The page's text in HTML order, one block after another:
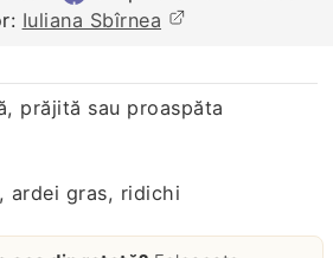
Iuliana Sbîrnea
prăjită sau proaspăta
ardei gras, ridichi